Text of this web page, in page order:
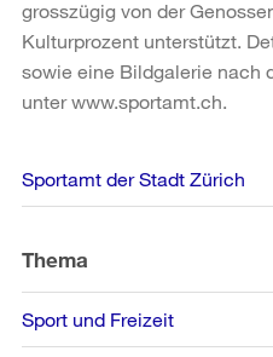
grosszügig von der
Kulturprozent unterstützt.
sowie eine Bildgalerie nach
unter www.sportamt.ch.
Weitere
Informationen
Sportamt der Stadt Zürich
Thema
Sport und Freizeit